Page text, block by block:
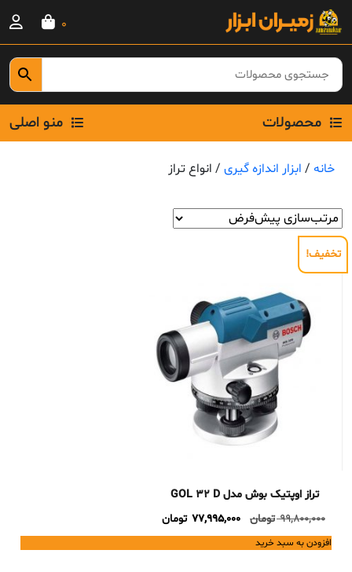
Skip
content
0
محصولات منو اصلی
خانه / ابزار اندازه گیری / انواع تراز
تخفیف!
تراز اوپتیک بوش مدل GOL 32 D
99,800,000 تومان
Original
price
was:
77,995,000 تومانCurrent
price
is:
افزودن به سبد خرید